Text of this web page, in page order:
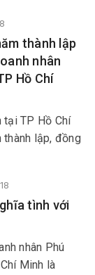
lần 3/2018.
thành lập
nhân
Hồ Chí
tại TP Hồ Chí
thành lập, đồng
tình với
nhân Phú
Minh là